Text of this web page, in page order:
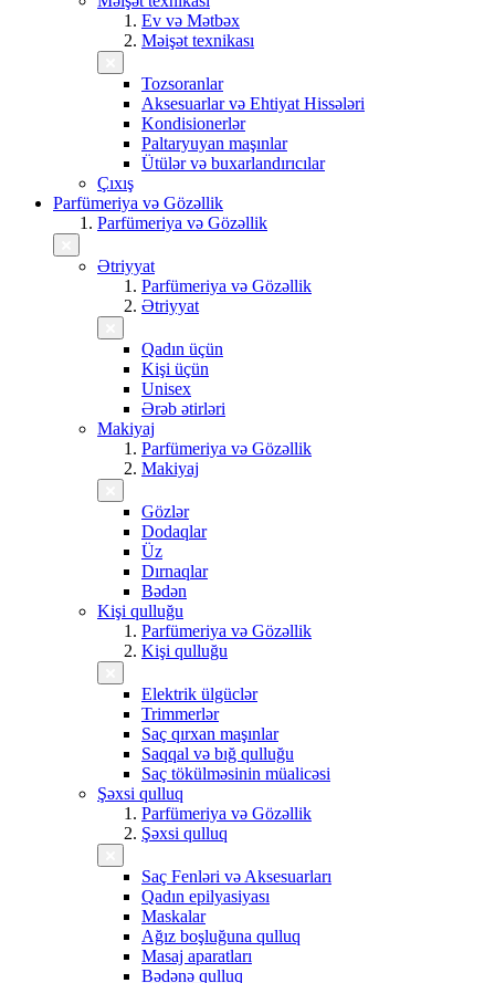
Ev və Mətbəx
Məişət texnikası
Tozsoranlar
Aksesuarlar və Ehtiyat Hissələri
Kondisionerlər
Paltaryuyan maşınlar
Ütülər və buxarlandırıcılar
Çıxış
Parfümeriya və Gözəllik
Parfümeriya və Gözəllik
Ətriyyat
Parfümeriya və Gözəllik
Ətriyyat
Qadın üçün
Kişi üçün
Unisex
Ərəb ətirləri
Makiyaj
Parfümeriya və Gözəllik
Makiyaj
Gözlər
Dodaqlar
Üz
Dırnaqlar
Bədən
Kişi qulluğu
Parfümeriya və Gözəllik
Kişi qulluğu
Elektrik ülgüclər
Trimmerlər
Saç qırxan maşınlar
Saqqal və bığ qulluğu
Saç tökülməsinin müalicəsi
Şəxsi qulluq
Parfümeriya və Gözəllik
Şəxsi qulluq
Saç Fenləri və Aksesuarları
Qadın epilyasiyası
Maskalar
Ağız boşluğuna qulluq
Masaj aparatları
Bədənə qulluq